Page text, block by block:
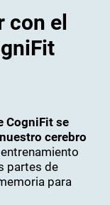
con el
CogniFit se
cerebro
partes de
para